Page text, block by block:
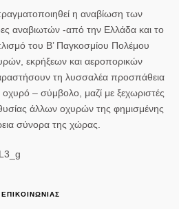
η αναβίωση των
αναβιωτών -από την Ελλάδα και το
του Β’ Παγκοσμίου Πολέμου
εκρήξεων και αεροπορικών
τη λυσσαλέα προσπάθεια
– σύμβολο, μαζί με ξεχωριστές
άλλων οχυρών της φημισμένης
σύνορα της χώρας.